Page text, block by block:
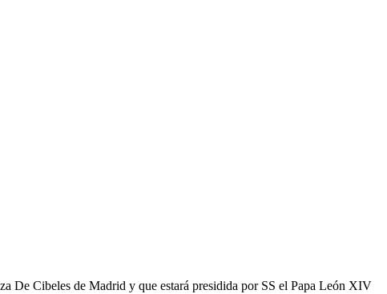
De Cibeles de Madrid y que estará presidida por SS el Papa León XIV